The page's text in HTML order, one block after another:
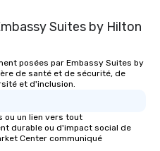
Suites by Hilton
posées par Embassy Suites by
de santé et de sécurité, de
et d'inclusion.
ou un lien vers tout
durable ou d'impact social de
Center communiqué